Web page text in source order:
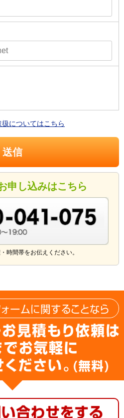
についてはこちら
申し込みはこちら
時間帯をお伝えください。